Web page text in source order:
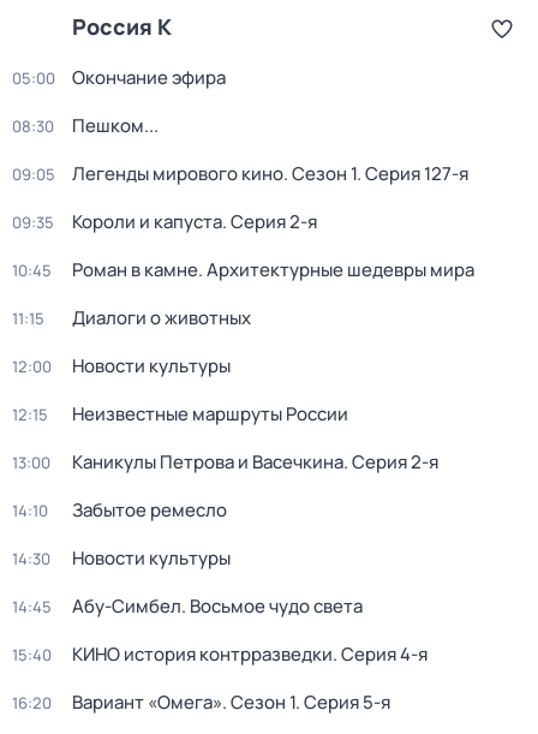
Россия К
05:00 Окончание эфира
08:30 Пешком...
09:05 Легенды мирового кино. Сезон 1. Серия 127-я
09:35 Короли и капуста. Серия 2-я
10:45 Роман в камне. Архитектурные шедевры мира
11:15 Диалоги о животных
12:00 Новости культуры
12:15 Неизвестные маршруты России
13:00 Каникулы Петрова и Васечкина. Серия 2-я
14:10 Забытое ремесло
14:30 Новости культуры
14:45 Абу-Симбел. Восьмое чудо света
15:40 КИНО история контрразведки. Серия 4-я
16:20 Вариант «Омега». Сезон 1. Серия 5-я